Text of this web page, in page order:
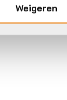
Weigeren